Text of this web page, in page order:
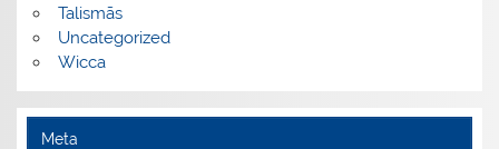
Talismãs
Uncategorized
Wicca
Meta